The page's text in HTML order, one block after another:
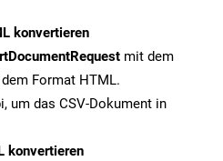
konvertieren
mit dem
Format HTML.
um das CSV-Dokument in
konvertieren